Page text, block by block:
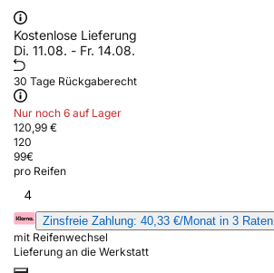
Kostenlose Lieferung
Di. 11.08. - Fr. 14.08.
30 Tage Rückgaberecht
Nur noch 6 auf Lager
120,99 €
120
99€
pro Reifen
4
Zinsfreie Zahlung: 40,33 €/Monat in 3 Raten
mit Reifenwechsel
Lieferung an die Werkstatt